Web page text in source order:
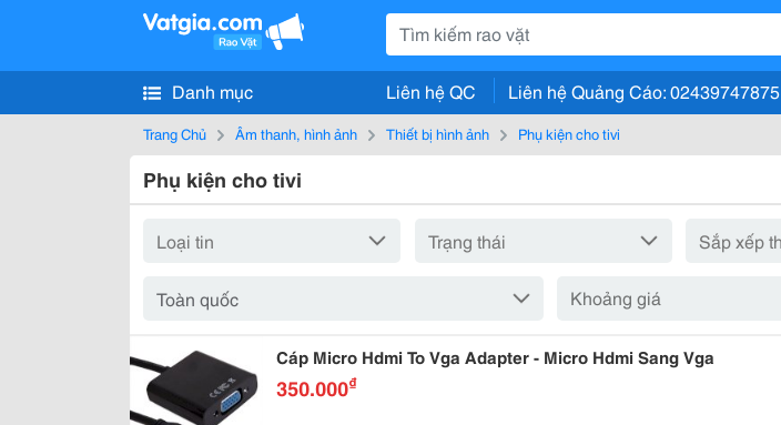
Danh mục Liên hệ QC Liên hệ Quảng Cáo: 02439747875
Trang Chủ Âm thanh, hình ảnh Thiết bị hình ảnh Phụ kiện cho tivi
Phụ kiện cho tivi
Khoảng giá
Cáp Micro Hdmi To Vga Adapter - Micro Hdmi Sang Vga
350.000₫